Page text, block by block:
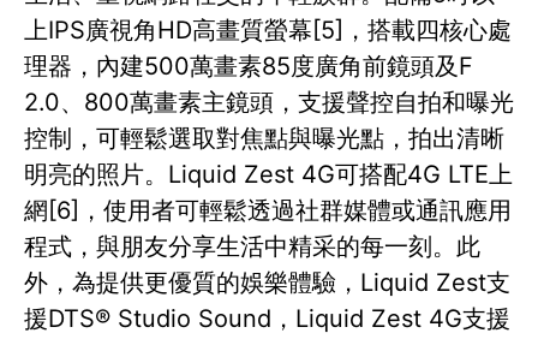
上IPS廣視角HD高畫質螢幕[5]，搭載四核心處
理器，內建500萬畫素85度廣角前鏡頭及F
2.0、800萬畫素主鏡頭，支援聲控自拍和曝光
控制，可輕鬆選取對焦點與曝光點，拍出清晰
明亮的照片。Liquid Zest 4G可搭配4G LTE上
網[6]，使用者可輕鬆透過社群媒體或通訊應用
程式，與朋友分享生活中精采的每一刻。此
外，為提供更優質的娛樂體驗，Liquid Zest支
援DTS® Studio Sound，Liquid Zest 4G支援